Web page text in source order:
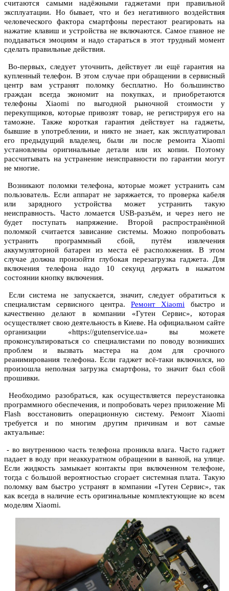
считаются самыми надёжными гаджетами при правильной
эксплуатации. Но бывает, что и без негативного воздействия
человеческого фактора смартфоны перестают реагировать на
нажатие клавиш и устройства не включаются. Самое главное не
поддаваться эмоциям и надо стараться в этот трудный момент
сделать правильные действия.
Во-первых, следует уточнить, действует ли ещё гарантия на
купленный телефон. В этом случае при обращении в сервисный
центр вам устранят поломку бесплатно. Но большинство
граждан всегда экономит на покупках, и приобретаются
телефоны Xiaomi по выгодной рыночной стоимости у
перекупщиков, которые привозят товар, не регистрируя его на
таможне. Также короткая гарантия действует на гаджеты,
бывшие в употреблении, и никто не знает, как эксплуатировал
его предыдущий владелец, были ли после ремонта Xiaomi
установлены оригинальные детали или их копии. Поэтому
рассчитывать на устранение неисправности по гарантии могут
не многие.
Возникают поломки телефона, которые может устранить сам
пользователь. Если аппарат не заряжается, то проверка кабеля
или зарядного устройства может устранить такую
неисправность. Часто ломается USB-разъём, и через него не
будет поступать напряжение. Второй распространённой
поломкой считается зависание системы. Можно попробовать
устранить программный сбой, путём извлечения
аккумуляторной батареи из места её расположения. В этом
случае должна произойти глубокая перезагрузка гаджета. Для
включения телефона надо 10 секунд держать в нажатом
состоянии кнопку включения.
Если система не запускается, значит, следует обратиться к
специалистам сервисного центра. Ремонт Xiaomi быстро и
качественно делают в компании «Гутен Сервис», которая
осуществляет свою деятельность в Киеве. На официальном сайте
организации «https://gutenservice.ua» вы можете
проконсультироваться со специалистами по поводу возникших
проблем и вызвать мастера на дом для срочного
реанимирования телефона. Если гаджет всё-таки включился, но
произошла неполная загрузка смартфона, то значит был сбой
прошивки.
Необходимо разобраться, как осуществляется переустановка
программного обеспечения, и попробовать через приложение Mi
Flash восстановить операционную систему. Ремонт Xiaomi
требуется и по многим другим причинам и вот самые
актуальные:
- во внутреннюю часть телефона проникла влага. Часто гаджет
падает в воду при неаккуратном обращении в ванной, на улице.
Если жидкость замыкает контакты при включенном телефоне,
тогда с большой вероятностью сгорает системная плата. Такую
поломку вам быстро устранят в компании «Гутен Сервис», так
как всегда в наличие есть оригинальные комплектующие ко всем
моделям Xiaomi.